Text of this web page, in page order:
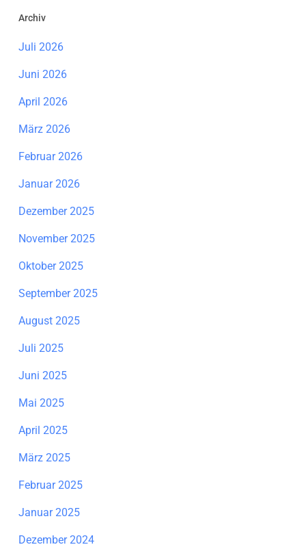
Archiv
Juli 2026
Juni 2026
April 2026
März 2026
Februar 2026
Januar 2026
Dezember 2025
November 2025
Oktober 2025
September 2025
August 2025
Juli 2025
Juni 2025
Mai 2025
April 2025
März 2025
Februar 2025
Januar 2025
Dezember 2024